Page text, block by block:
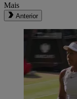
Mais
Anterior